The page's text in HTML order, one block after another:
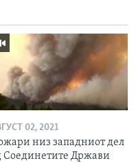
02, 2021
низ западниот дел
Соединетите Држави